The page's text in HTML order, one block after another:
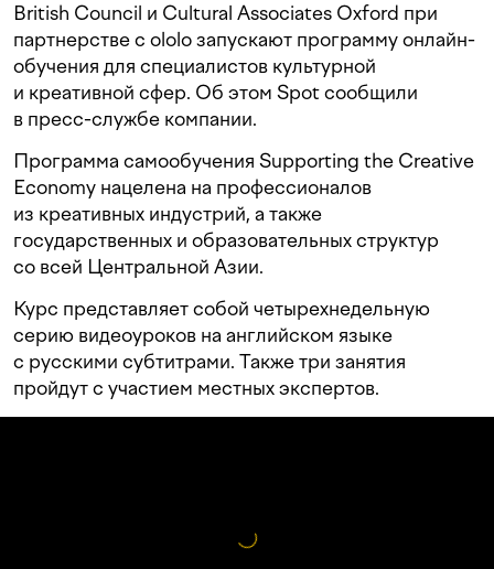
British Council и Cultural Associates Oxford при
партнерстве с ololo запускают программу онлайн-
обучения для специалистов культурной
и креативной сфер. Об этом Spot сообщили
в пресс-службе компании.
Программа самообучения Supporting the Creative
Economy нацелена на профессионалов
из креативных индустрий, а также
государственных и образовательных структур
со всей Центральной Азии.
Курс представляет собой четырехнедельную
серию видеоуроков на английском языке
с русскими субтитрами. Также три занятия
пройдут с участием местных экспертов.